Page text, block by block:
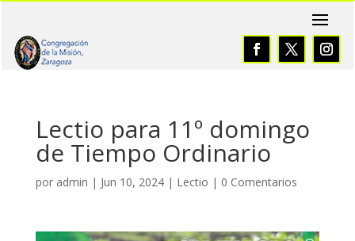
Lectio para 11º domingo
de Tiempo Ordinario
por admin | Jun 10, 2024| Lectio | 0 Comentarios